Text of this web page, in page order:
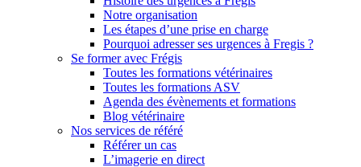
Notre organisation
Les étapes d’une prise en charge
Pourquoi adresser ses urgences à Fregis ?
Se former avec Frégis
Toutes les formations vétérinaires
Toutes les formations ASV
Agenda des évènements et formations
Blog vétérinaire
Nos services de référé
Référer un cas
L’imagerie en direct